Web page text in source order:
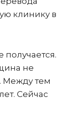
клинику в
получается.
не
Между тем
Сейчас